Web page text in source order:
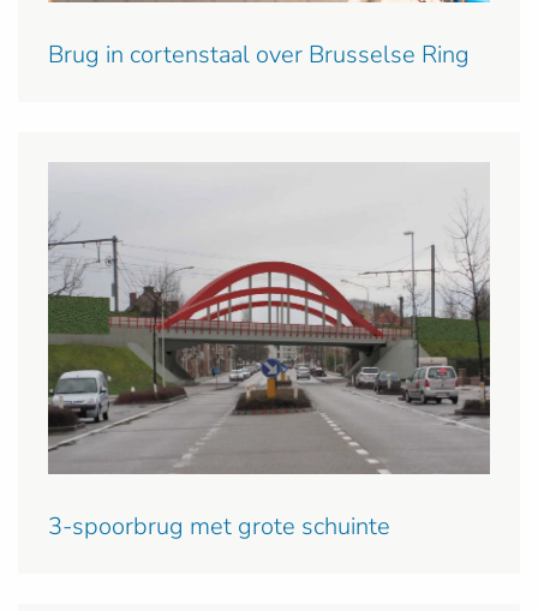
Brug in cortenstaal over Brusselse Ring
3-spoorbrug met grote schuinte